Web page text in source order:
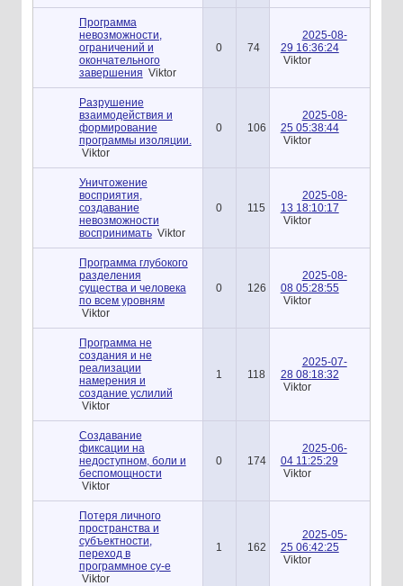
Программа
невозможности,
ограничений и
окончательного
завершения Viktor
0 74
2025-08-
29 16:36:24
Viktor
Разрушение
взаимодействия и
формирование
программы изоляции.
Viktor
0 106
2025-08-
25 05:38:44
Viktor
Уничтожение
восприятия,
создавание
невозможности
воспринимать Viktor
0 115
2025-08-
13 18:10:17
Viktor
Программа глубокого
разделения
существа и человека
по всем уровням
Viktor
0 126
2025-08-
08 05:28:55
Viktor
Программа не
создания и не
реализации
намерения и
создание услилий
Viktor
1 118
2025-07-
28 08:18:32
Viktor
Создавание
фиксации на
недоступном, боли и
беспомощности
Viktor
0 174
2025-06-
04 11:25:29
Viktor
Потеря личного
пространства и
субъектности,
переход в
программное су-е
Viktor
1 162
2025-05-
25 06:42:25
Viktor